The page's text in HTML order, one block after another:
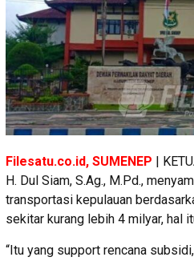
Filesatu.co.id, SUMENEP
|
H. Dul Siam, S.Ag., M.Pd.,
transportasi kepulauan
sekitar kurang lebih 4 milyar, hal
“Itu yang support rencana